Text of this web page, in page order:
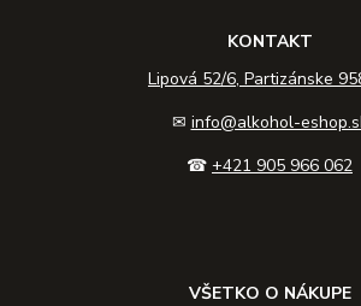
KONTAKT
Lipová 52/6, Partizánske
✉ info@alkohol-
☎ +421 905 966 062
VŠETKO O NÁKUPE